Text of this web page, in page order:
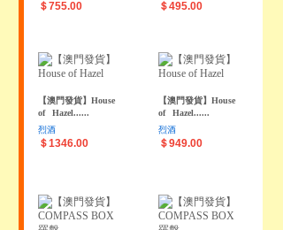
＄755.00 ＄495.00
【澳門發貨】House
of
Hazel......
烈酒
＄1346.00
【澳門發貨】House
of
Hazel......
烈酒
＄949.00